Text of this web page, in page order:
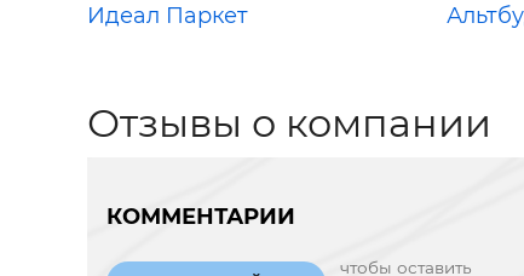
Идеал Паркет
Отзывы о компании
КОММЕНТАРИИ
чтобы оставить